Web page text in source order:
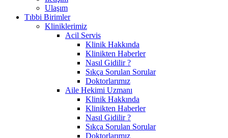
Ulaşım
Tıbbi Birimler
Kliniklerimiz
Acil Servis
Klinik Hakkında
Klinikten Haberler
Nasıl Gidilir ?
Sıkça Sorulan Sorular
Doktorlarımız
Aile Hekimi Uzmanı
Klinik Hakkında
Klinikten Haberler
Nasıl Gidilir ?
Sıkça Sorulan Sorular
Doktorlarımız